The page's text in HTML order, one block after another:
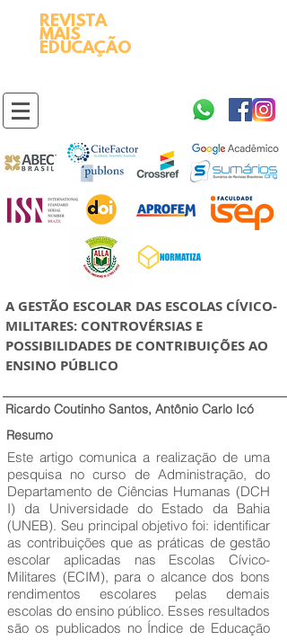
REVISTA
MAIS
EDUCAÇÃO
A GESTÃO ESCOLAR DAS ESCOLAS CÍVICO-
MILITARES: CONTROVÉRSIAS E
POSSIBILIDADES DE CONTRIBUIÇÕES AO
ENSINO PÚBLICO
Ricardo Coutinho Santos, Antônio Carlo Icó
Resumo
Este artigo comunica a realização de uma
pesquisa no curso de Administração, do
Departamento de Ciências Humanas (DCH
I) da Universidade do Estado da Bahia
(UNEB). Seu principal objetivo foi: identificar
as contribuições que as práticas de gestão
escolar aplicadas nas Escolas Cívico-
Militares (ECIM), para o alcance dos bons
rendimentos escolares pelas demais
escolas do ensino público. Esses resultados
são os publicados no Índice de Educação